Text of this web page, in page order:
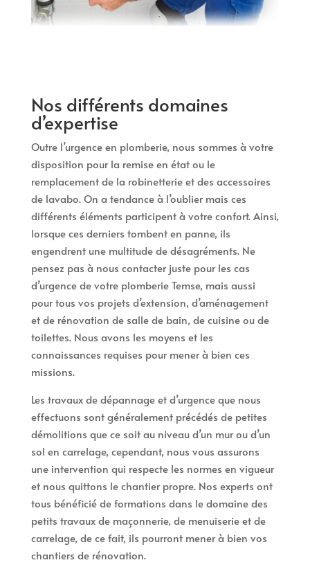
Nos différents domaines
d’expertise
Outre l’urgence en plomberie, nous sommes à votre
disposition pour la remise en état ou le
remplacement de la robinetterie et des accessoires
de lavabo. On a tendance à l’oublier mais ces
différents éléments participent à votre confort. Ainsi,
lorsque ces derniers tombent en panne, ils
engendrent une multitude de désagréments. Ne
pensez pas à nous contacter juste pour les cas
d’urgence de votre plomberie Temse, mais aussi
pour tous vos projets d’extension, d’aménagement
et de rénovation de salle de bain, de cuisine ou de
toilettes. Nous avons les moyens et les
connaissances requises pour mener à bien ces
missions.
Les travaux de dépannage et d’urgence que nous
effectuons sont généralement précédés de petites
démolitions que ce soit au niveau d’un mur ou d’un
sol en carrelage, cependant, nous vous assurons
une intervention qui respecte les normes en vigueur
et nous quittons le chantier propre. Nos experts ont
tous bénéficié de formations dans le domaine des
petits travaux de maçonnerie, de menuiserie et de
carrelage, de ce fait, ils pourront mener à bien vos
chantiers de rénovation.